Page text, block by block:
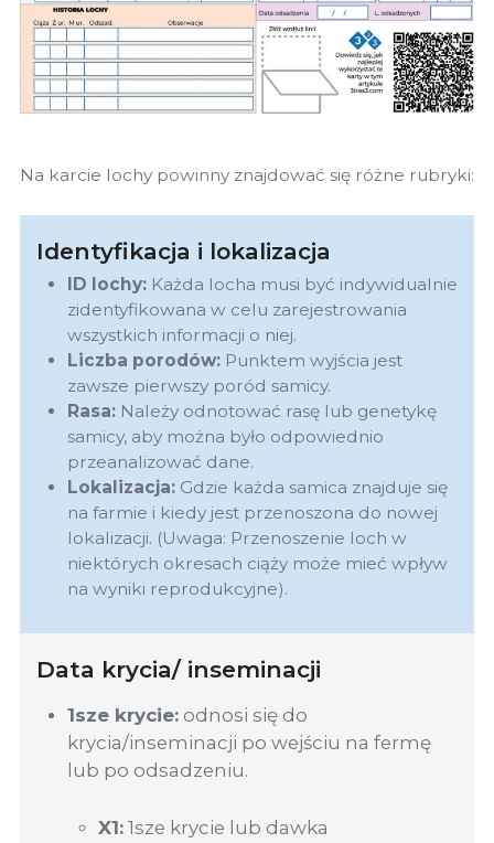
Na karcie lochy powinny znajdować się różne rubryki:
Identyfikacja i lokalizacja
ID lochy: Każda locha musi być indywidualnie
zidentyfikowana w celu zarejestrowania
wszystkich informacji o niej.
Liczba porodów: Punktem wyjścia jest
zawsze pierwszy poród samicy.
Rasa: Należy odnotować rasę lub genetykę
samicy, aby można było odpowiednio
przeanalizować dane.
Lokalizacja: Gdzie każda samica znajduje się
na farmie i kiedy jest przenoszona do nowej
lokalizacji. (Uwaga: Przenoszenie loch w
niektórych okresach ciąży może mieć wpływ
na wyniki reprodukcyjne).
Data krycia/ inseminacji
1sze krycie: odnosi się do
krycia/inseminacji po wejściu na fermę
lub po odsadzeniu.
X1: 1sze krycie lub dawka